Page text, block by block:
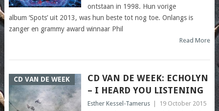
ontstaan in 1998. Hun vorige
album ‘Spots’ uit 2013, was hun beste tot nog toe. Onlangs is
zanger en grammy award winnaar Phil
Read More
CD VAN DE WEEK
CD VAN DE WEEK: ECHOLYN
– I HEARD YOU LISTENING
Esther Kessel-Tamerus 19 October 2015